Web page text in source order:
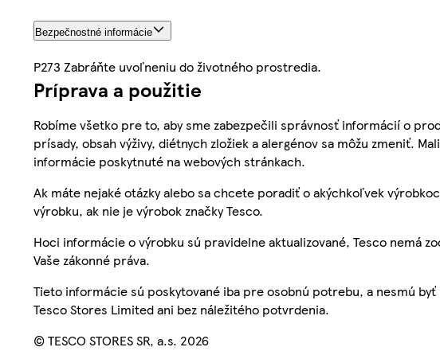
Bezpečnostné informácie
P273 Zabráňte uvoľneniu do životného prostredia.
Príprava a použitie
Robíme všetko pre to, aby sme zabezpečili správnosť informácií o
prísady, obsah výživy, diétnych zložiek a alergénov sa môžu zmeniť.
informácie poskytnuté na webových stránkach.
Ak máte nejaké otázky alebo sa chcete poradiť o akýchkoľvek
výrobku, ak nie je výrobok značky Tesco.
Hoci informácie o výrobku sú pravidelne aktualizované, Tesco nemá
Vaše zákonné práva.
Tieto informácie sú poskytované iba pre osobnú potrebu, a nesmú
Tesco Stores Limited ani bez náležitého potvrdenia.
© TESCO STORES SR, a.s. 2026